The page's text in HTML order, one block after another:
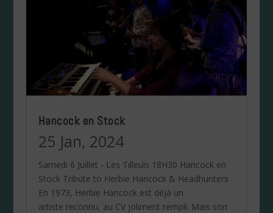
Hancock en Stock
25 Jan, 2024
Samedi 6 Juillet - Les Tilleuls 18H30 Hancock en
Stock Tribute to Herbie Hancock & Headhunters
En 1973, Herbie Hancock est déjà un
artiste reconnu, au CV joliment rempli. Mais son